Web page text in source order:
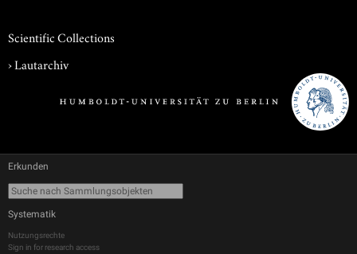
Scientific Collections
›Lautarchiv
Erkunden
Systematik
Nutzungsrechte
Sign in for research access